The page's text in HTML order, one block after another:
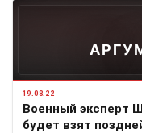
19.08.22
Военный эксперт
будет взят